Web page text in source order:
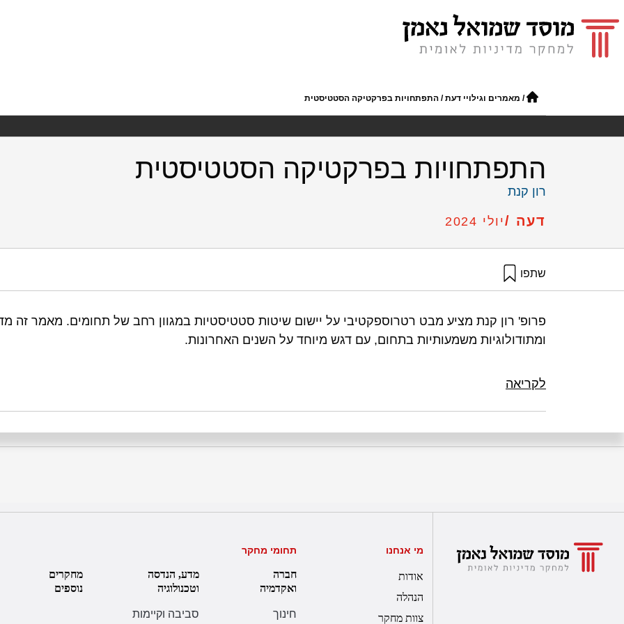
/ מאמרים וגילויי דעת/ התפתחויות בפרקטיקה הסטטיסטית
התפתחויות בפרקטיקה הסטטיסטית
רון קנת
דעה /יולי 2024
שתפו
פרופ' רון קנת מציע מבט רטרוספקטיבי על יישום שיטות סטטיסטיות במגוון רחב של תחומים. מאמר זה
ומתודולוגיות משמעותיות בתחום, עם דגש מיוחד על השנים האחרונות.
לקריאה
מי אנחנו
אודות
הנהלה
צוות מחקר
תחומי מחקר
חברה
ואקדמיה
חינוך
מדע, הנדסה
וטכנולוגיה
סביבה וקיימות
מחקרים
נוספים